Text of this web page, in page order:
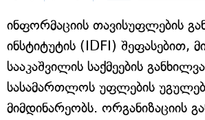
ინფორმაციის თავისუფლების
ინსტიტუტის (IDFI) შეფასებით,
სააკაშვილის საქმეების
სასამართლოს უფლების
მიმდინარეობს. ორგანიზაციის